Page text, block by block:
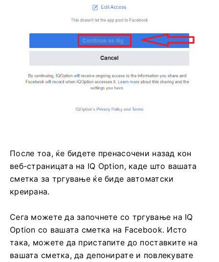
После тоа, ќе бидете пренасочени назад кон
веб-страницата на IQ Option, каде што вашата
сметка за тргување ќе биде автоматски
креирана.
Сега можете да започнете со тргување на IQ
Option со вашата сметка на Facebook. Исто
така, можете да пристапите до поставките на
вашата сметка, да депонирате и повлекувате